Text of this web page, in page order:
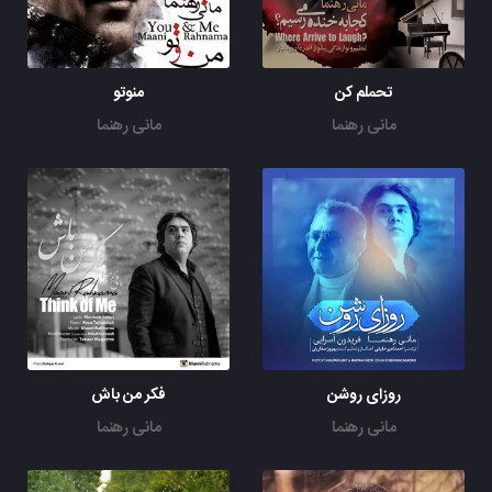
تحملم کن
مانی رهنما
منوتو
مانی رهنما
روزای روشن
مانی رهنما
فکر من باش
مانی رهنما